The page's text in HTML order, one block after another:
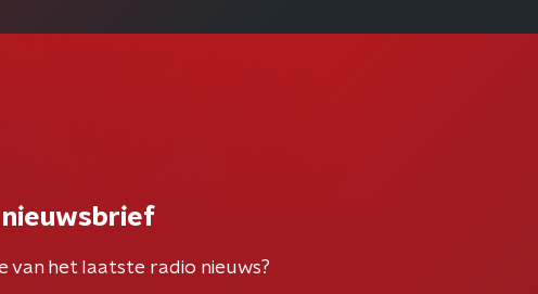
nieuwsbrief
van het laatste radio nieuws?